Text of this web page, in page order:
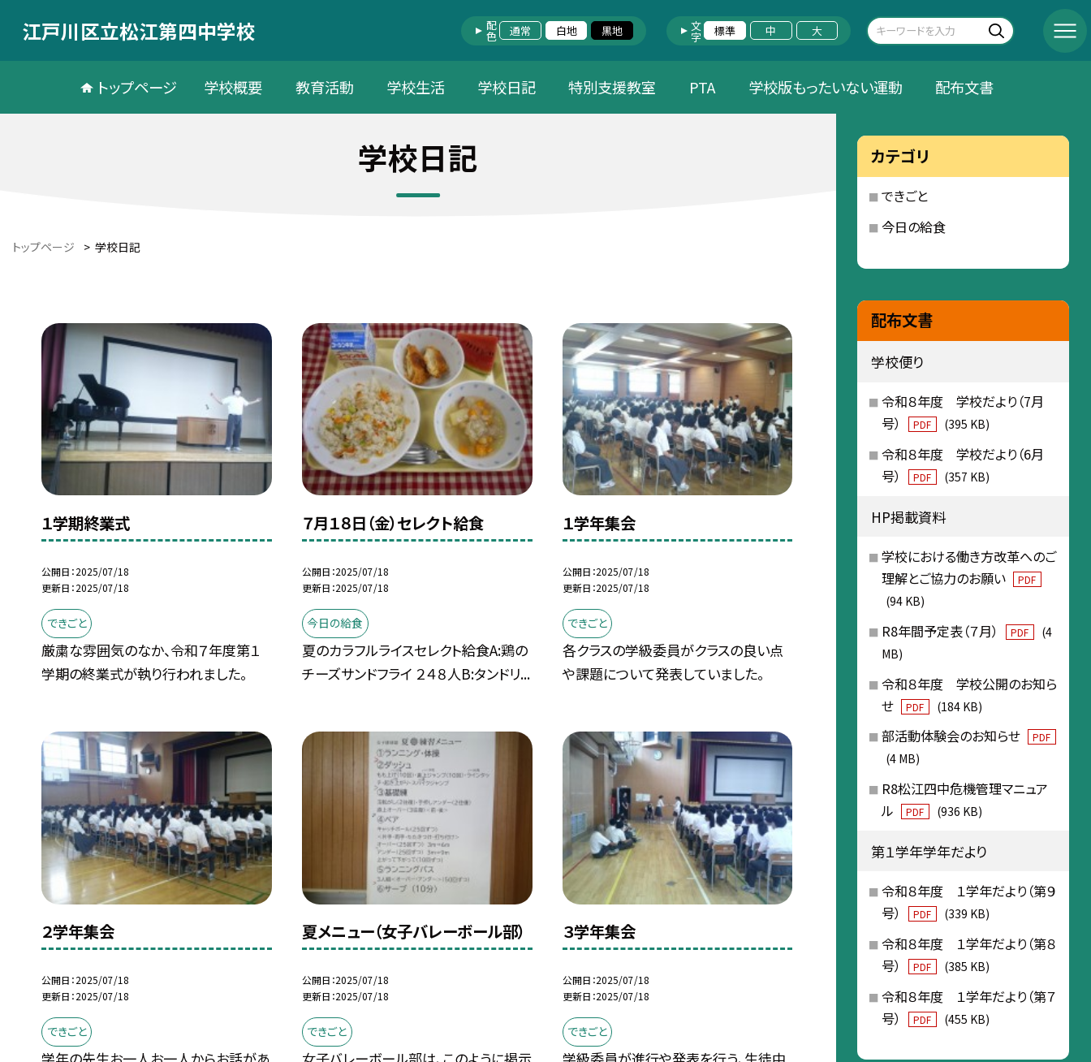
江戸川区立松江第四中学校 配色 通常 白地 黒地 文字 標準 中 大
トップページ 学校概要 教育活動 学校生活 学校日記 特別支援教室 PTA 学校版もったいない運動 配布文書
学校日記
トップページ > 学校日記
１学期終業式
公開日 2025/07/18
更新日 2025/07/18
できごと
厳粛な雰囲気のなか、令和７年度第１
学期の終業式が執り行われました。
７月１８日（金）セレクト給食
公開日 2025/07/18
更新日 2025/07/18
今日の給食
夏のカラフルライスセレクト給食A:鶏の
チーズサンドフライ ２４８人B:タンドリ...
１学年集会
公開日 2025/07/18
更新日 2025/07/18
できごと
各クラスの学級委員がクラスの良い点
や課題について発表していました。
２学年集会
公開日 2025/07/18
更新日 2025/07/18
できごと
夏メニュー（女子バレーボール部）
公開日 2025/07/18
更新日 2025/07/18
できごと
３学年集会
公開日 2025/07/18
更新日 2025/07/18
できごと
カテゴリ
できごと
今日の給食
配布文書
学校便り
令和８年度 学校だより（7月
号）
PDF (395 KB)
令和８年度 学校だより（6月
号）
PDF (357 KB)
HP掲載資料
学校における働き方改革へのご
理解とご協力のお願い
PDF
(94 KB)
R8年間予定表（７月） PDF
(4
MB)
令和８年度 学校公開のお知ら
せ
PDF (184 KB)
部活動体験会のお知らせ PDF
(4 MB)
R8松江四中危機管理マニュア
ル
PDF (936 KB)
第１学年学年だより
令和８年度 １学年だより（第９
号）
PDF (339 KB)
令和８年度 １学年だより（第８
号）
PDF (385 KB)
令和８年度 １学年だより（第７
号）
PDF (455 KB)